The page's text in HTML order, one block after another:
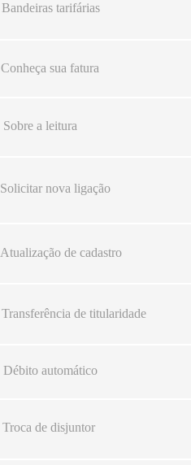
Bandeiras tarifárias
Conheça sua fatura
Sobre a leitura
Solicitar nova ligação
Atualização de cadastro
Transferência de titularidade
Débito automático
Troca de disjuntor